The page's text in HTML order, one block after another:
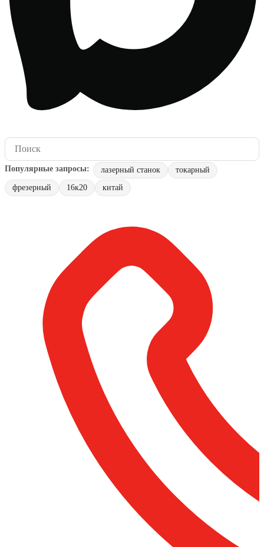
лазерный станок
токарный
фрезерный
16к20 китай